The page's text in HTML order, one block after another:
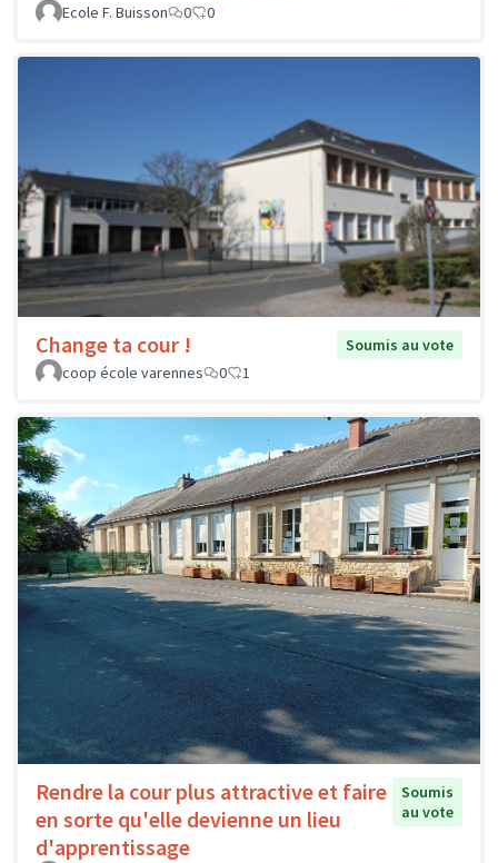
Ecole F. Buisson
0 0
Change ta cour !
Soumis au vote
coop école varennes
0 1
Rendre la cour plus attractive et faire
en sorte qu'elle devienne un lieu
d'apprentissage
Soumis
au vote